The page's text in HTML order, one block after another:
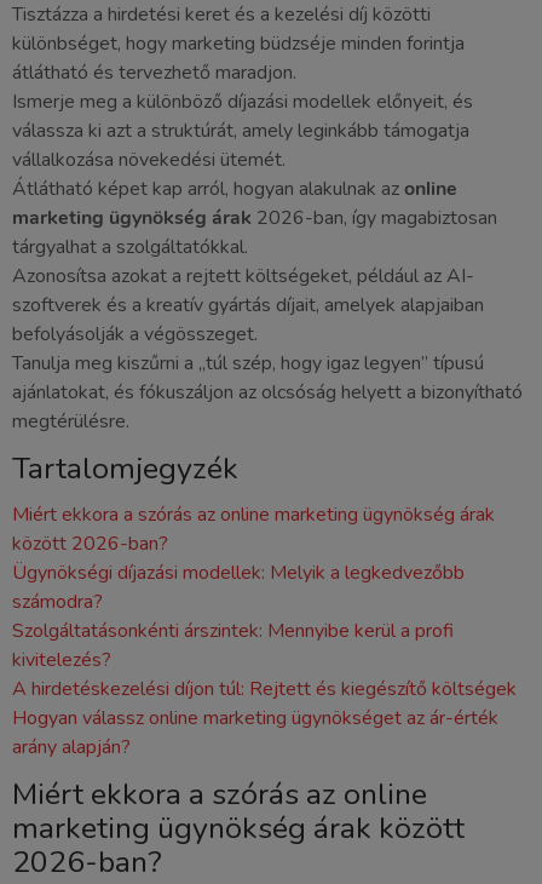
Tisztázza a hirdetési keret és a kezelési díj közötti
különbséget, hogy marketing büdzséje minden forintja
átlátható és tervezhető maradjon.
Ismerje meg a különböző díjazási modellek előnyeit, és
válassza ki azt a struktúrát, amely leginkább támogatja
vállalkozása növekedési ütemét.
Átlátható képet kap arról, hogyan alakulnak azonline
marketing ügynökség árak 2026-ban, így magabiztosan
tárgyalhat a szolgáltatókkal.
Azonosítsa azokat a rejtett költségeket, például az AI-
szoftverek és a kreatív gyártás díjait, amelyek alapjaiban
befolyásolják a végösszeget.
Tanulja meg kiszűrni a „túl szép, hogy igaz legyen” típusú
ajánlatokat, és fókuszáljon az olcsóság helyett a bizonyítható
megtérülésre.
Tartalomjegyzék
Miért ekkora a szórás az online marketing ügynökség árak
között 2026-ban?
Ügynökségi díjazási modellek: Melyik a legkedvezőbb
számodra?
Szolgáltatásonkénti árszintek: Mennyibe kerül a profi
kivitelezés?
A hirdetéskezelési díjon túl: Rejtett és kiegészítő költségek
Hogyan válassz online marketing ügynökséget az ár-érték
arány alapján?
Miért ekkora a szórás az online
marketing ügynökség árak között
2026-ban?